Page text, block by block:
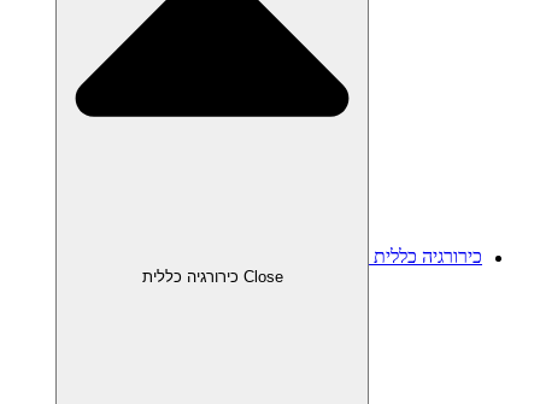
כירורגיה כללית
Close כירורגיה כללית